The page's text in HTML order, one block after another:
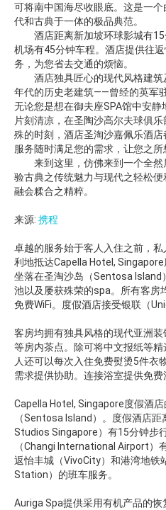
可将南中国海尽收眼底。这是一
代和古典于一体的极品典范。
酒店距离新加坡环球影城有15
机场有45分钟车程。酒店提供往
务，为您省去交通的烦恼。
酒店独具匠心的现代风格建筑
年代的历史老建筑——曾经的英军
无论您是想在御夫座SPA馆中安
片刻清凉，在圣陶沙高尔夫球俱
殊的时刻，酒店圣淘沙嘉佩乐酒
服务随时满足您的需求，让您之所
来到这里，仿佛来到一个全然
验古典之传统魅力与现代之轻松
融会糅合之精粹。
来源: 携程
卓越的服务始于客人入住之前，
利地抵达Capella Hotel,
坐落在圣淘沙岛（Sentosa Island
池以及屡获殊荣的spa。所有客房
免费WiFi。度假酒店接受银联（
客房均拥有独具风格的现代亚洲
等房内茶点。除可将中文报纸等
人还可以每次入住免费熨烫5件衣
需求提供协助。连接浴室提供免费
Capella Hotel, Singapore度假酒
（Sentosa Island）。度假酒店
Studios Singapore）有15分钟步
（Changi International Airport）
返怡丰城（VivoCity）和港湾地铁
Station）的班车服务。
Auriga Spa提供采用有机产品的